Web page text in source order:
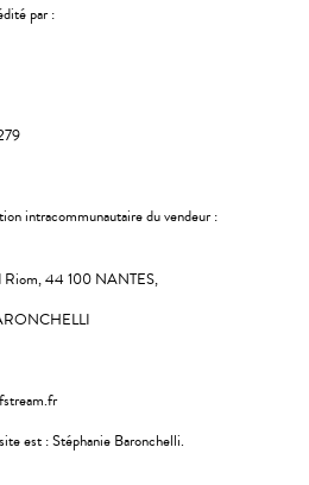
par :
intracommunautaire du vendeur :
Riom, 44 100 NANTES,
est : Stéphanie Baronchelli.